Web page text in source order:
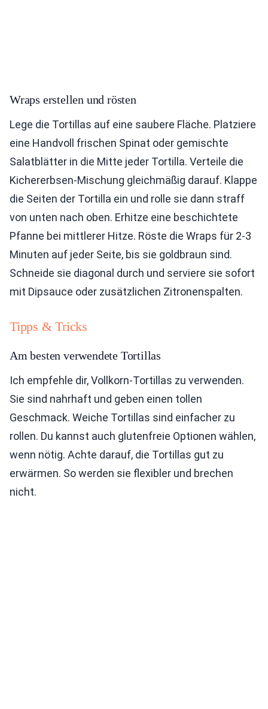
Wraps erstellen und rösten
Lege die Tortillas auf eine saubere Fläche. Platziere
eine Handvoll frischen Spinat oder gemischte
Salatblätter in die Mitte jeder Tortilla. Verteile die
Kichererbsen-Mischung gleichmäßig darauf. Klappe
die Seiten der Tortilla ein und rolle sie dann straff
von unten nach oben. Erhitze eine beschichtete
Pfanne bei mittlerer Hitze. Röste die Wraps für 2-3
Minuten auf jeder Seite, bis sie goldbraun sind.
Schneide sie diagonal durch und serviere sie sofort
mit Dipsauce oder zusätzlichen Zitronenspalten.
Tipps & Tricks
Am besten verwendete Tortillas
Ich empfehle dir, Vollkorn-Tortillas zu verwenden.
Sie sind nahrhaft und geben einen tollen
Geschmack. Weiche Tortillas sind einfacher zu
rollen. Du kannst auch glutenfreie Optionen wählen,
wenn nötig. Achte darauf, die Tortillas gut zu
erwärmen. So werden sie flexibler und brechen
nicht.